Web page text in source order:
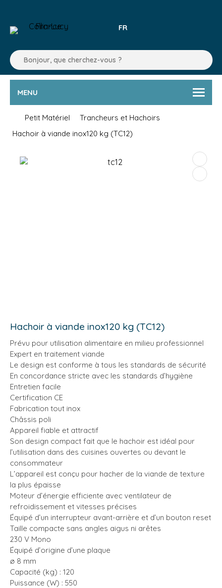
FR
MENU
Petit Matériel
Trancheurs et Hachoirs
Hachoir à viande inox120 kg (TC12)
Hachoir à viande inox120 kg (TC12)
Prévu pour utilisation alimentaire en milieu professionnel
Expert en traitement viande
Le design est conforme à tous les standards de sécurité
En concordance stricte avec les standards d’hygiène
Entretien facile
Certification CE
Fabrication tout inox
Châssis poli
Appareil fiable et attractif
Son design compact fait que le hachoir est idéal pour
l’utilisation dans des cuisines ouvertes ou devant le
consommateur
L’appareil est conçu pour hacher de la viande de texture
la plus épaisse
Moteur d’énergie efficiente avec ventilateur de
refroidissement et vitesses précises
Équipé d’un interrupteur avant-arrière et d’un bouton reset
Taille compacte sans angles aigus ni arêtes
230 V Mono
Équipé d’origine d’une plaque
ø 8 mm
Capacité (kg) : 120
Puissance (W) : 550